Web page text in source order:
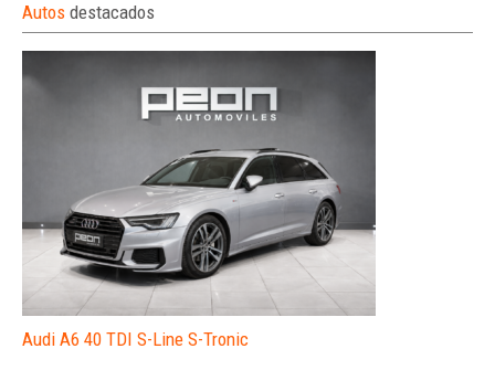
Autos destacados
Audi A6 40 TDI S-Line S-Tronic